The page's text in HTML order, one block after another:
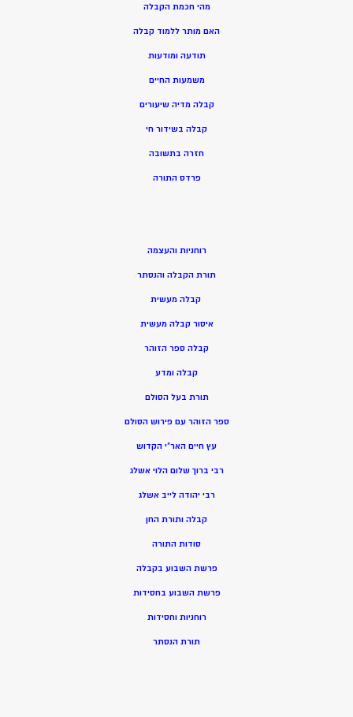
מהי חכמת הקבלה
האם מותר ללמוד קבלה
תודעה ומודעות
משמעות החיים
קבלה מדיה שיעורים
קבלה בשידור חי
חזרה בתשובה
פרדס התורה
רוחניות והעצמה
תורת הקבלה והנסתר
קבלה מעשית
איסור קבלה מעשית
קבלה ספר הזוהר
קבלה ומדע
תורת בעל הסולם
ספר הזוהר עם פירוש הסולם
עץ חיים האר”י הקדוש
רבי ברוך שלום הלוי אשלג
רבי יהודה לייב אשלג
קבלה ותורת החן
סודות התורה
פרשת השבוע בקבלה
פרשת השבוע בחסידות
רוחניות וחסידות
תורת הנסתר